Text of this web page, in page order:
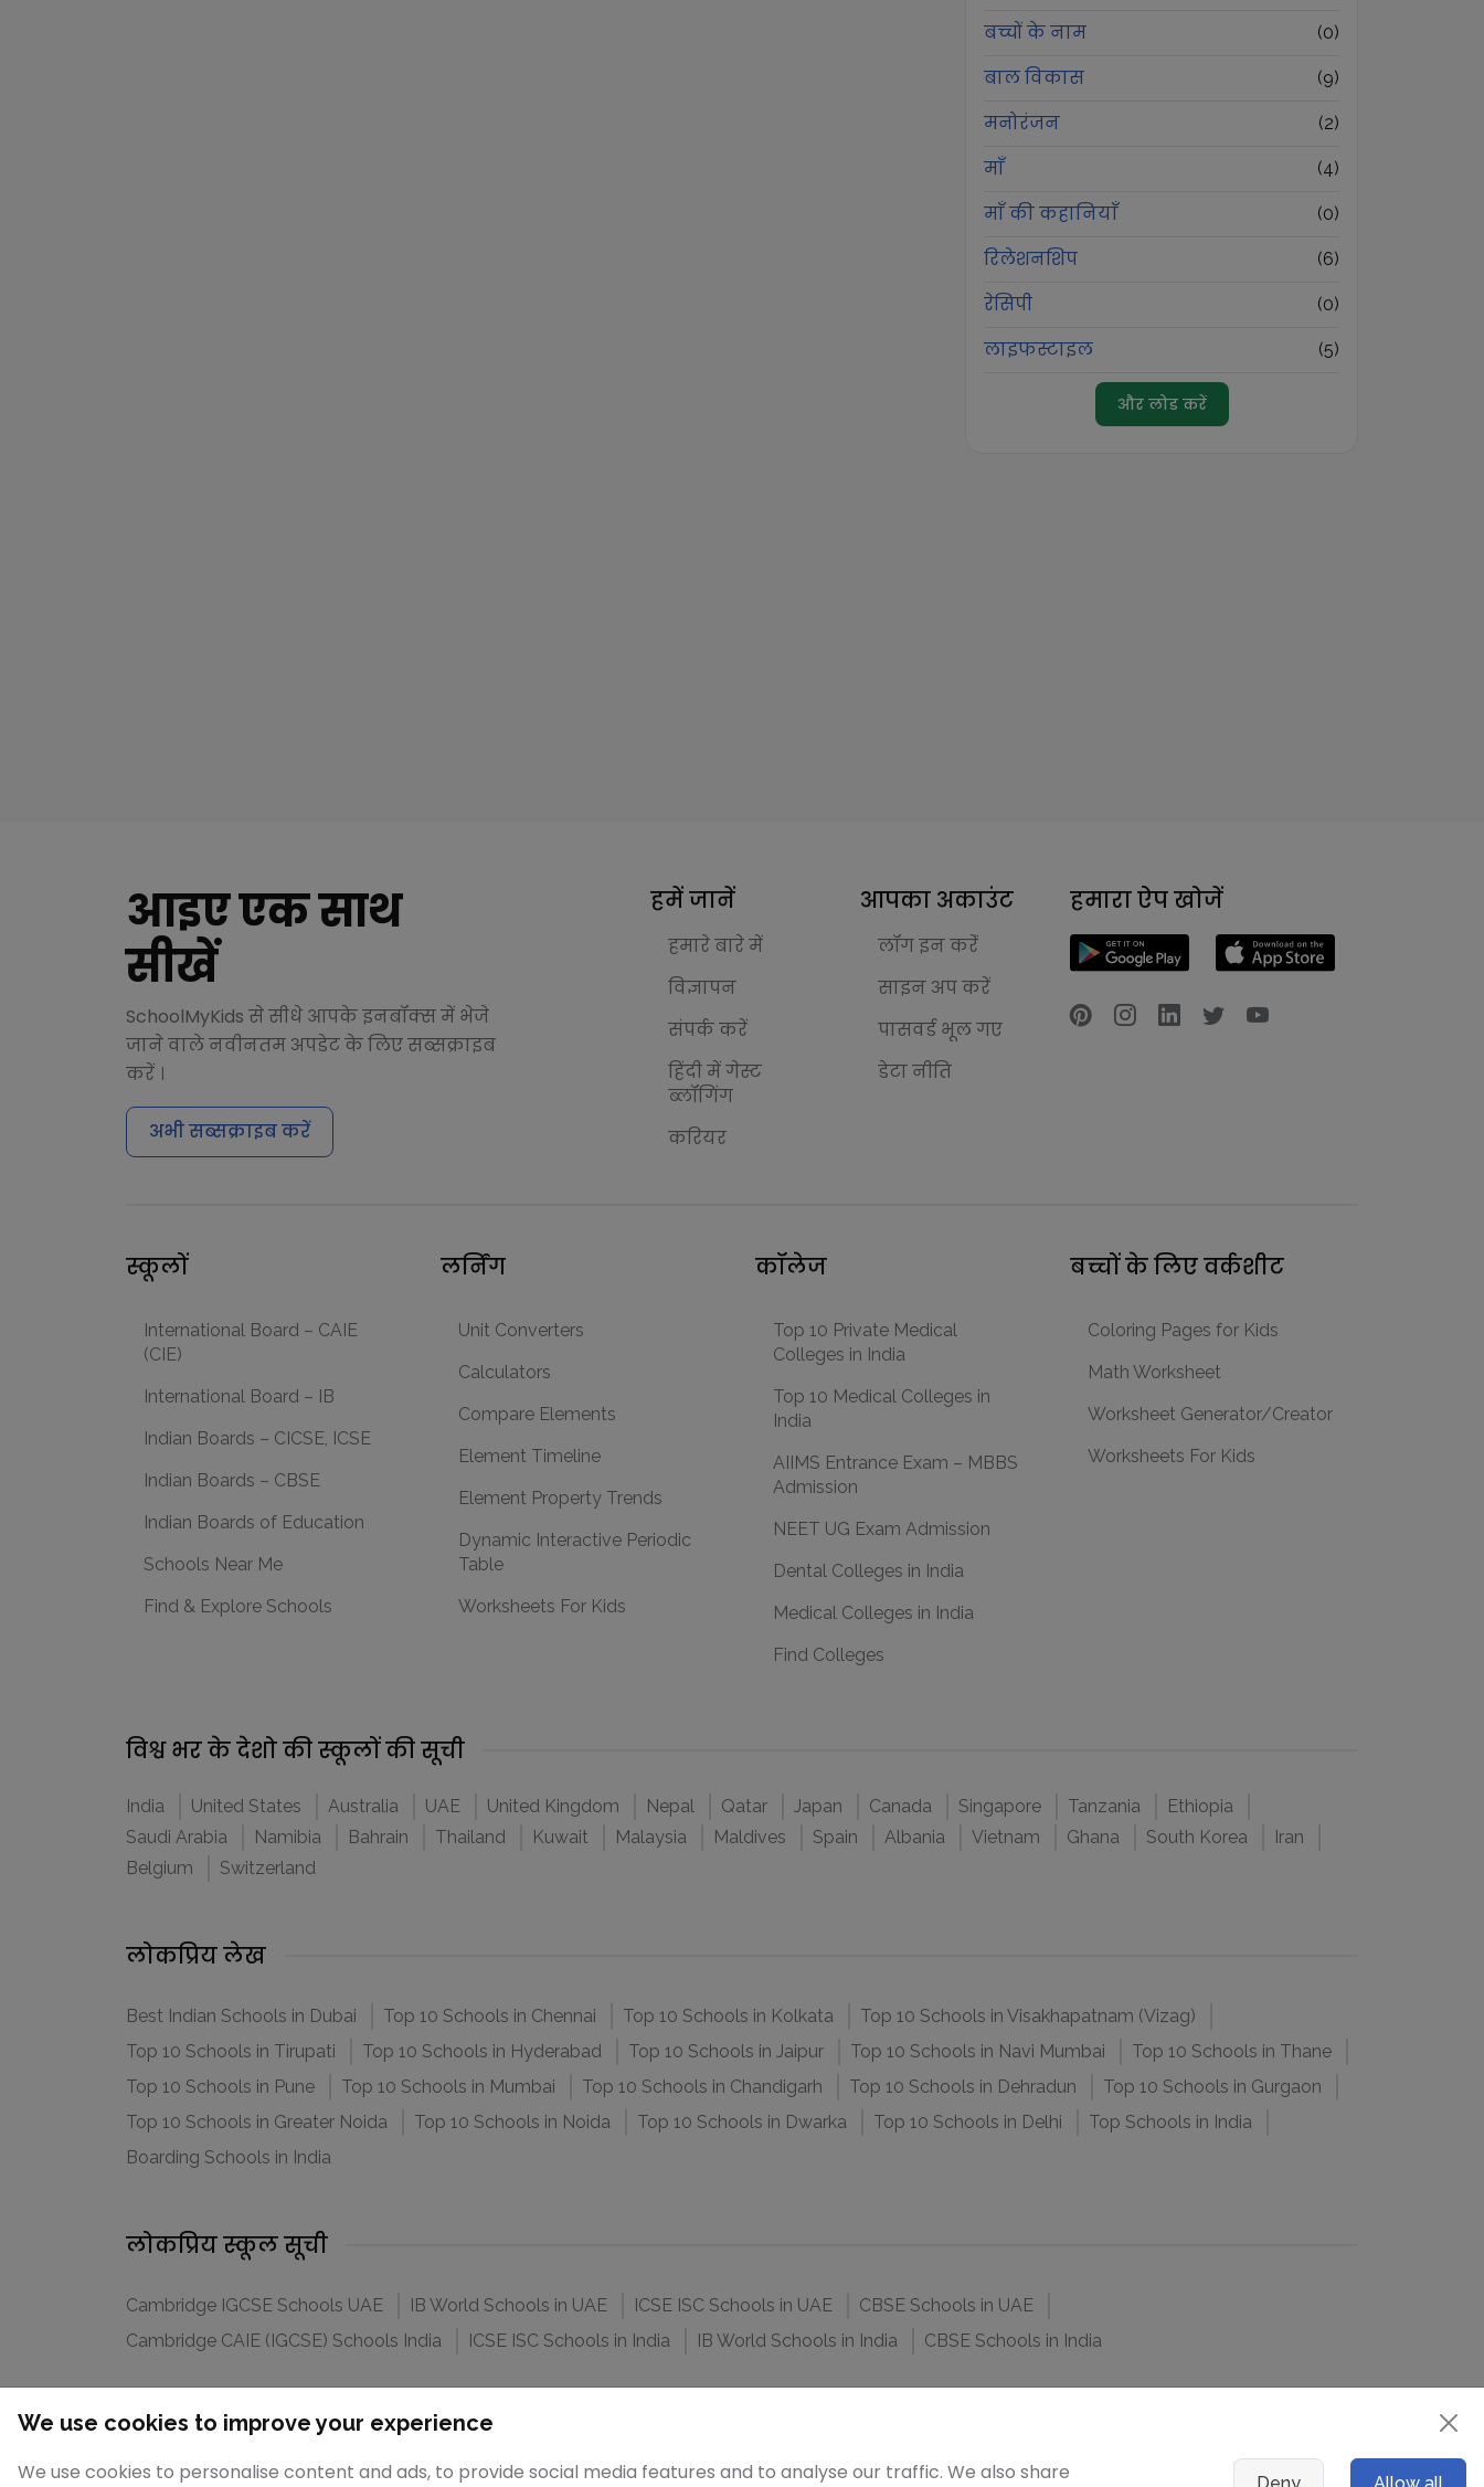
बच्चों के नाम (0)
बाल विकास (9)
मनोरंजन (2)
माँ (4)
माँ की कहानियाँ (0)
रिलेशनशिप (6)
रेसिपी (0)
लाइफस्टाइल (5)
और लोड करें
आइए एक साथ
सीखें
SchoolMyKids से सीधे आपके इनबॉक्स में भेजे
जाने वाले नवीनतम अपडेट के लिए सब्सक्राइब
करें ।
अभी सब्सक्राइब करें
हमें जानें
हमारे बारे में
विज्ञापन
संपर्क करें
हिंदी में गेस्ट
ब्लॉगिंग
करियर
आपका अकाउंट
लॉग इन करेंं
साइन अप करें
पासवर्ड भूल गए
डेटा नीति
हमारा ऐप खोजें
स्कूलों
International Board – CAIE
(CIE)
International Board – IB
Indian Boards – CICSE, ICSE
Indian Boards – CBSE
Indian Boards of Education
Schools Near Me
Find & Explore Schools
लर्निंग
Unit Converters
Calculators
Compare Elements
Element Timeline
Element Property Trends
Dynamic Interactive Periodic
Table
Worksheets For Kids
कॉलेज
Top 10 Private Medical
Colleges in India
Top 10 Medical Colleges in
India
AIIMS Entrance Exam – MBBS
Admission
NEET UG Exam Admission
Dental Colleges in India
Medical Colleges in India
Find Colleges
बच्चों के लिए वर्कशीट
Coloring Pages for Kids
Math Worksheet
Worksheet Generator/Creator
Worksheets For Kids
विश्व भर के देशो की स्कूलों की सूची
India United States Australia UAE United Kingdom Nepal Qatar Japan Canada Singapore Tanzania
Ethiopia
Saudi Arabia
Namibia Bahrain Thailand Kuwait Malaysia Maldives Spain Albania Vietnam Ghana South Korea
Iran
Belgium
Switzerland
लोकप्रिय लेख
Best Indian Schools in Dubai Top 10 Schools in Chennai Top 10 Schools in Kolkata
Top 10 Schools in Visakhapatnam (Vizag)
Top 10 Schools in Tirupati
Top 10 Schools in Hyderabad Top 10 Schools in Jaipur Top 10 Schools in Navi Mumbai
Top 10 Schools in Thane
Top 10 Schools in Pune
Top 10 Schools in Mumbai Top 10 Schools in Chandigarh Top 10 Schools in Dehradun
Top 10 Schools in Gurgaon
Top 10 Schools in Greater Noida
Top 10 Schools in Noida Top 10 Schools in Dwarka Top 10 Schools in Delhi
Top Schools in India
Boarding Schools in India
लोकप्रिय स्कूल सूची
Cambridge IGCSE Schools UAE IB World Schools in UAE ICSE ISC Schools in UAE
CBSE Schools in UAE
Cambridge CAIE (IGCSE) Schools India
ICSE ISC Schools in India IB World Schools in India CBSE Schools in India
SchoolMyKids.com का हिस्सा है ParentsNKids Network.
We use cookies to improve your experience
We use cookies to personalise content and ads, to provide social media features and to analyse our traffic. We also share